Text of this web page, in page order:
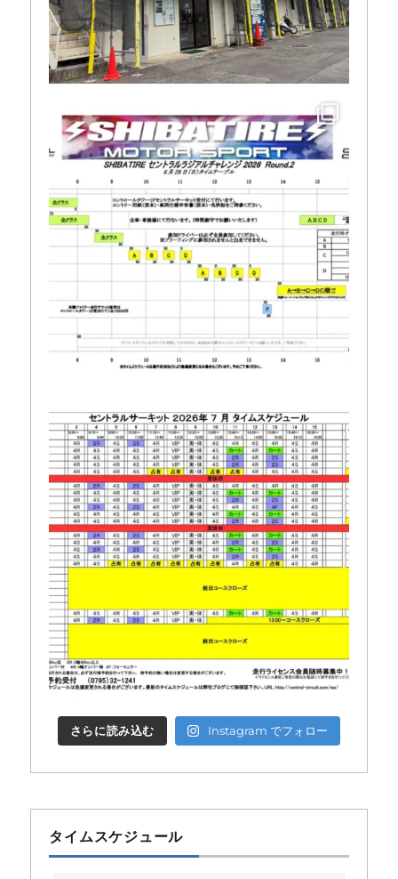
さらに読み込む Instagram でフォロー
タイムスケジュール